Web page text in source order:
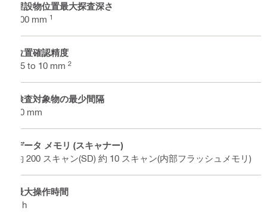
埋設物位置最大探査深さ
200 mm 1
位置確認精度
±5 to 10 mm 2
検査対象物の最少間隔
40 mm
データ メモリ (スキャナー)
約 200 スキャン(SD) 約 10 スキャン(内部フラッシュメモリ)
最大操作時間
8 h